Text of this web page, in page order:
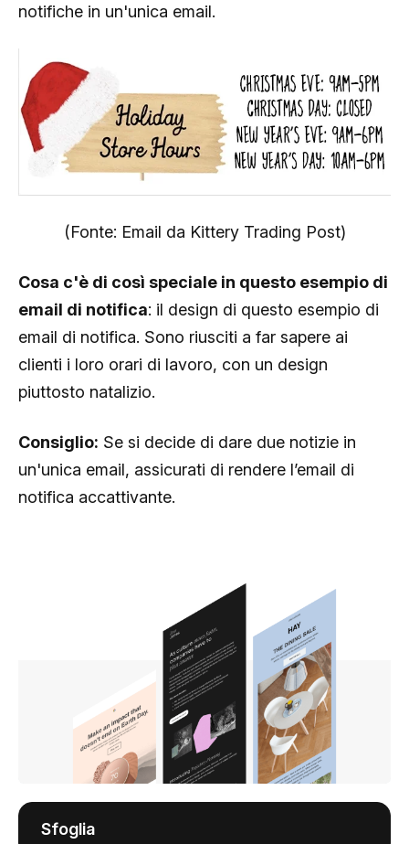
notifiche in un'unica email.
(Fonte: Email da Kittery Trading Post)
Cosa c'è di così speciale in questo esempio di
email di notifica: il design di questo esempio di
email di notifica. Sono riusciti a far sapere ai
clienti i loro orari di lavoro, con un design
piuttosto natalizio.
Consiglio: Se si decide di dare due notizie in
un'unica email, assicurati di rendere l’email di
notifica accattivante.
Sfoglia